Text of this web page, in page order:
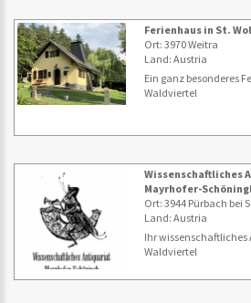
Ferienhaus in St.
Ort: 3970 Weitra
Land: Austria
Ein ganz besonderes
Waldviertel
Wissenschaftliches
Mayrhofer-
Ort: 3944 Pürbach bei
Land: Austria
Ihr
Waldviertel